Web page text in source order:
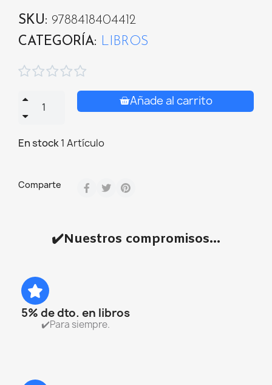
SKU
9788418404412
CATEGORÍA
LIBROS

Añade al carrito
En stock1 Artículo
Comparte
✔️Nuestros compromisos...
5% de dto. en libros
✔️Para siempre.